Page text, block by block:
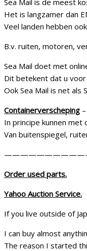
Sea Mail is de meest
Het is langzamer dan
Veel landen hebben
B.v. ruiten, motoren,
Sea Mail doet met
Dit betekent dat u
Ook Sea Mail is net als
Containerverscheping
In principe kunnen
Van buitenspiegel,
——————————-
Order used parts.
Yahoo Auction Service.
If you live outside of
I can buy almost
The reason I started